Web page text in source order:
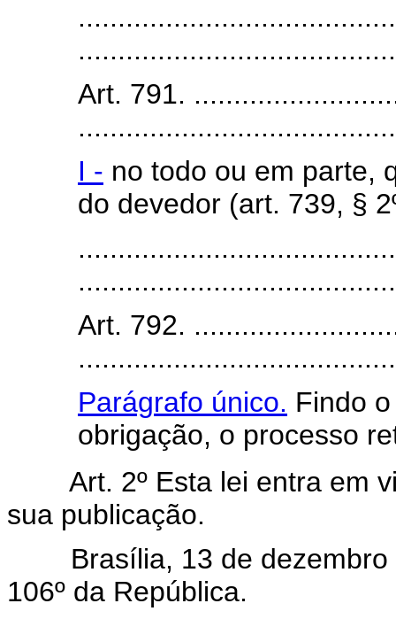
Art. 791.
........................................
I - no todo ou em parte,
do devedor (art. 739, §
Art. 792.
Parágrafo único. Findo
obrigação, o processo
Art. 2º Esta lei entra em
sua publicação.
Brasília, 13 de dezembro
106º da República.